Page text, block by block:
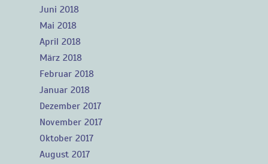
Juni 2018
Mai 2018
April 2018
März 2018
Februar 2018
Januar 2018
Dezember 2017
November 2017
Oktober 2017
August 2017